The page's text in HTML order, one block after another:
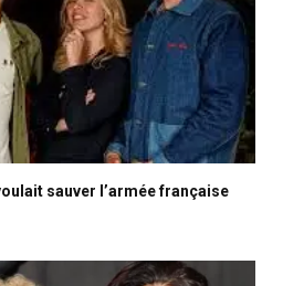
sauver l’armée française